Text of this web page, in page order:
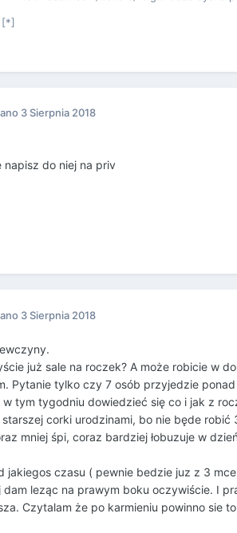
[*]
3 Sierpnia 2018
napisz do niej na priv
3 Sierpnia 2018
już sale na roczek? A może robicie w
Pytanie tylko czy 7 osób przyjedzie
w tym tygodniu dowiedzieć się co i jak z
starszej corki urodzinami, bo nie będe robić
mniej śpi, coraz bardziej łobuzuje w
jakiegos czasu ( pewnie bedzie juz z 3
dam leząc na prawym boku oczywiście. I
Czytalam że po karmieniu powinno sie